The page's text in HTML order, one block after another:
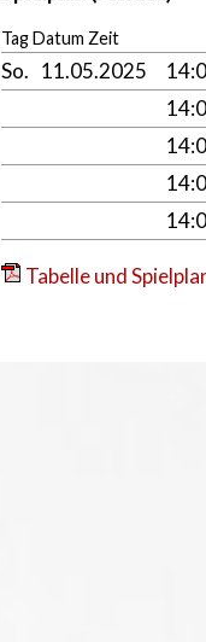
Tag Datum Zeit
So. 11.05.2025
Tabelle und